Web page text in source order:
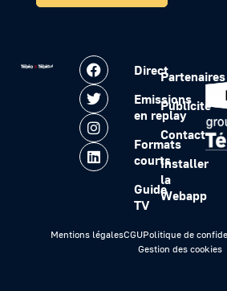
Direct
Emissions
en replay
Formats
courts
Guide
TV
Partenaires
Publicité
Contact
Installer
la
Webapp
Mentions légalesCGUPolitique de
Gestion des cookies